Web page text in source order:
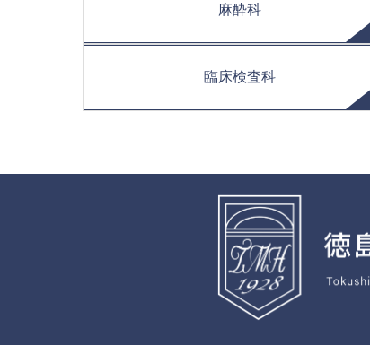
麻酔科
臨床検査科